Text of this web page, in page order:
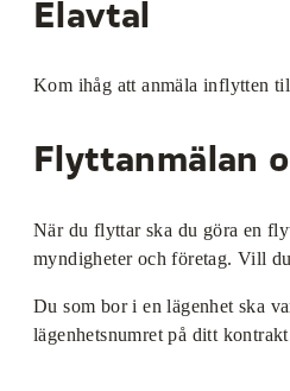
Elavtal
Kom ihåg att anmäla inflytten
Flyttanmälan
När du flyttar ska du göra en
myndigheter och företag. Vill
Du som bor i en lägenhet ska
lägenhetsnumret på ditt